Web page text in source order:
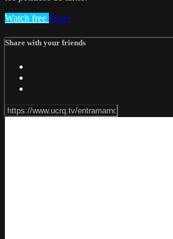
Watch free Share
Share with your friends